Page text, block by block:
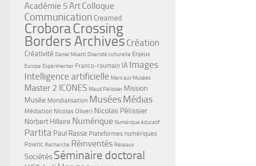
Académie 5ArtColloque
Communication Creamed
CroboraCrossing
Borders ArchivesCréation
Créativité Daniel Moatti Diversité culturelle Enjeux
Europe Expérimenter Franco-roumain IA Images
Intelligence artificielle Mars aux Musées
Master 2 ICONES Maud Pélissier Mission
Musée Mondialisation MuséesMédias
Médiation Nicolas Oliveri Nicolas Pélissier
Norbert Hillaire Numérique Numérique éducatif
Partita Paul Rasse Plateformes numériques
Poïetic Recherche Réinventés Réseaux
Sociétés Séminaire doctoral